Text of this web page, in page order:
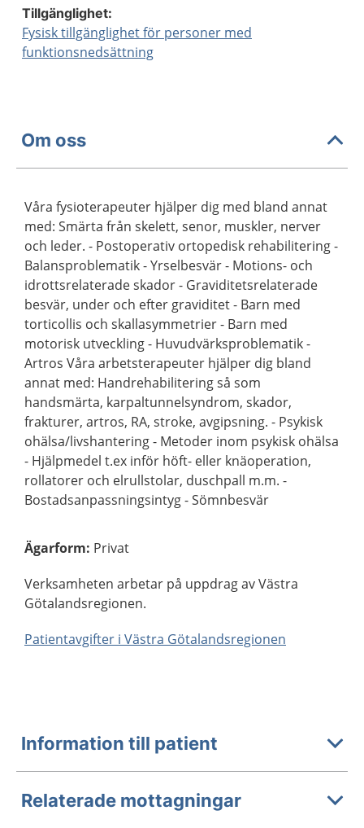
Tillgänglighet:
Fysisk tillgänglighet för personer med
funktionsnedsättning
Om oss
Våra fysioterapeuter hjälper dig med bland annat
med: Smärta från skelett, senor, muskler, nerver
och leder. - Postoperativ ortopedisk rehabilitering -
Balansproblematik - Yrselbesvär - Motions- och
idrottsrelaterade skador - Graviditetsrelaterade
besvär, under och efter graviditet - Barn med
torticollis och skallasymmetrier - Barn med
motorisk utveckling - Huvudvärksproblematik -
Artros Våra arbetsterapeuter hjälper dig bland
annat med: Handrehabilitering så som
handsmärta, karpaltunnelsyndrom, skador,
frakturer, artros, RA, stroke, avgipsning. - Psykisk
ohälsa/livshantering - Metoder inom psykisk ohälsa
- Hjälpmedel t.ex inför höft- eller knäoperation,
rollatorer och elrullstolar, duschpall m.m. -
Bostadsanpassningsintyg - Sömnbesvär
Ägarform: Privat
Verksamheten arbetar på uppdrag av Västra
Götalandsregionen.
Patientavgifter i Västra Götalandsregionen
Information till patient
Relaterade mottagningar